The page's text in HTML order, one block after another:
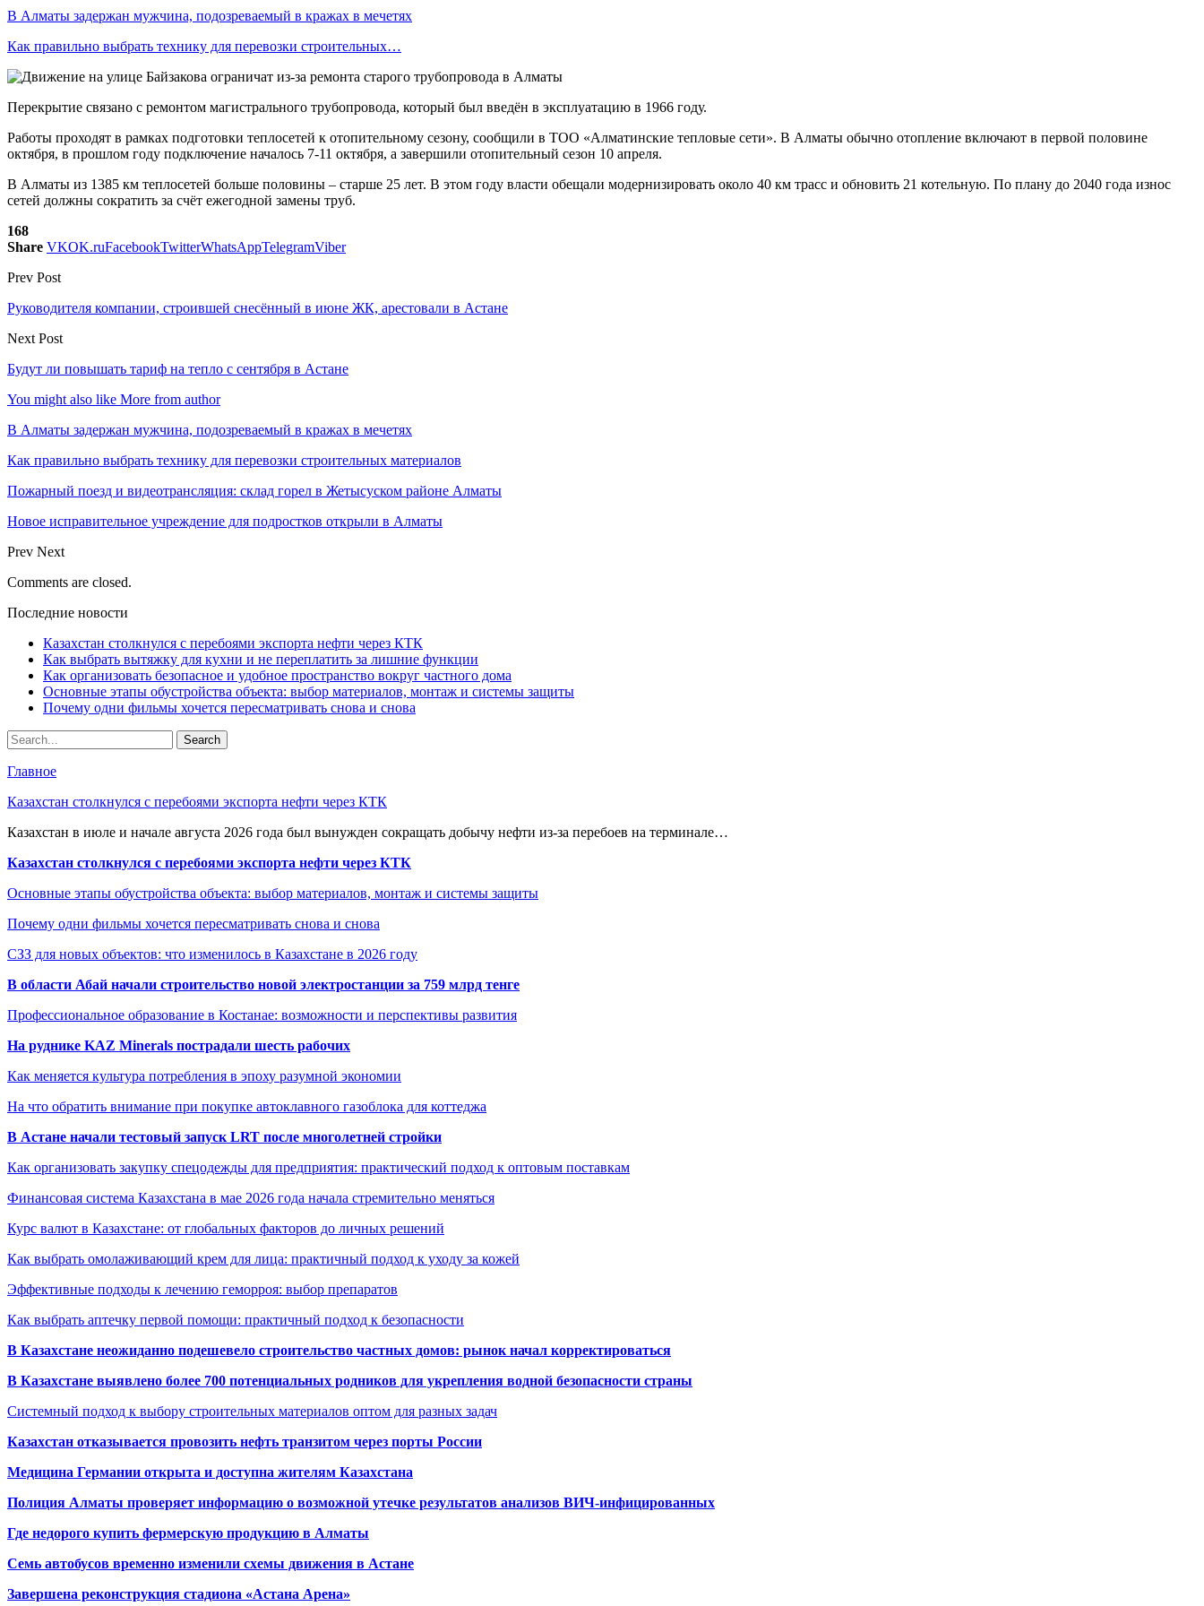
В Алматы задержан мужчина, подозреваемый в кражах в мечетях
Как правильно выбрать технику для перевозки строительных…
Перекрытие связано с ремонтом магистрального трубопровода, который был введён в эксплуатацию в 1966 году.
Работы проходят в рамках подготовки теплосетей к отопительному сезону, сообщили в ТОО «Алматинские тепловые сети». В Алматы обычно отопление включают в первой половине
октября, в прошлом году подключение началось 7-11 октября, а завершили отопительный сезон 10 апреля.
В Алматы из 1385 км теплосетей больше половины – старше 25 лет. В этом году власти обещали модернизировать около 40 км трасс и обновить 21 котельную. По плану до 2040 года износ
сетей должны сократить за счёт ежегодной замены труб.
168
Share VKOK.ruFacebookTwitterWhatsAppTelegramViber
Prev Post
Руководителя компании, строившей снесённый в июне ЖК, арестовали в Астане
Next Post
Будут ли повышать тариф на тепло с сентября в Астане
You might also like More from author
В Алматы задержан мужчина, подозреваемый в кражах в мечетях
Как правильно выбрать технику для перевозки строительных материалов
Пожарный поезд и видеотрансляция: склад горел в Жетысуском районе Алматы
Новое исправительное учреждение для подростков открыли в Алматы
Prev Next
Comments are closed.
Последние новости
Казахстан столкнулся с перебоями экспорта нефти через КТК
Как выбрать вытяжку для кухни и не переплатить за лишние функции
Как организовать безопасное и удобное пространство вокруг частного дома
Основные этапы обустройства объекта: выбор материалов, монтаж и системы защиты
Почему одни фильмы хочется пересматривать снова и снова
Главное
Казахстан столкнулся с перебоями экспорта нефти через КТК
Казахстан в июле и начале августа 2026 года был вынужден сокращать добычу нефти из-за перебоев на терминале…
Казахстан столкнулся с перебоями экспорта нефти через КТК
Основные этапы обустройства объекта: выбор материалов, монтаж и системы защиты
Почему одни фильмы хочется пересматривать снова и снова
СЗЗ для новых объектов: что изменилось в Казахстане в 2026 году
В области Абай начали строительство новой электростанции за 759 млрд тенге
Профессиональное образование в Костанае: возможности и перспективы развития
На руднике KAZ Minerals пострадали шесть рабочих
Как меняется культура потребления в эпоху разумной экономии
На что обратить внимание при покупке автоклавного газоблока для коттеджа
В Астане начали тестовый запуск LRT после многолетней стройки
Как организовать закупку спецодежды для предприятия: практический подход к оптовым поставкам
Финансовая система Казахстана в мае 2026 года начала стремительно меняться
Курс валют в Казахстане: от глобальных факторов до личных решений
Как выбрать омолаживающий крем для лица: практичный подход к уходу за кожей
Эффективные подходы к лечению геморроя: выбор препаратов
Как выбрать аптечку первой помощи: практичный подход к безопасности
В Казахстане неожиданно подешевело строительство частных домов: рынок начал корректироваться
В Казахстане выявлено более 700 потенциальных родников для укрепления водной безопасности страны
Системный подход к выбору строительных материалов оптом для разных задач
Казахстан отказывается провозить нефть транзитом через порты России
Медицина Германии открыта и доступна жителям Казахстана
Полиция Алматы проверяет информацию о возможной утечке результатов анализов ВИЧ-инфицированных
Где недорого купить фермерскую продукцию в Алматы
Семь автобусов временно изменили схемы движения в Астане
Завершена реконструкция стадиона «Астана Арена»